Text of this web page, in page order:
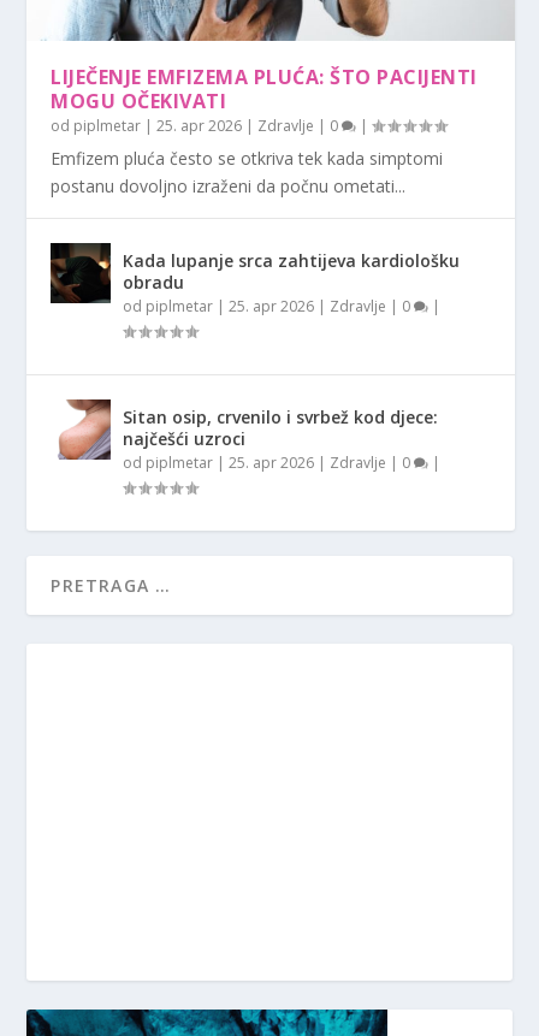
LIJEČENJE EMFIZEMA PLUĆA: ŠTO PACIJENTI
MOGU OČEKIVATI
od piplmetar |25. apr 2026 | Zdravlje | 0 |
Emfizem pluća često se otkriva tek kada simptomi
postanu dovoljno izraženi da počnu ometati...
Kada lupanje srca zahtijeva kardiološku
obradu
od piplmetar |25. apr 2026 | Zdravlje | 0 |
Sitan osip, crvenilo i svrbež kod djece:
najčešći uzroci
od piplmetar |25. apr 2026 | Zdravlje | 0 |